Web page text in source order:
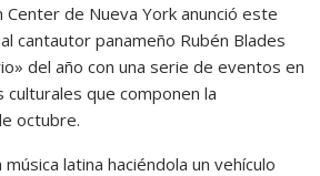
Center de Nueva York anunció este
cantautor panameño Rubén Blades
del año con una serie de eventos en
que componen la
octubre.
latina haciéndola un vehículo